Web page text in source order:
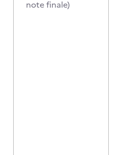
note finale)